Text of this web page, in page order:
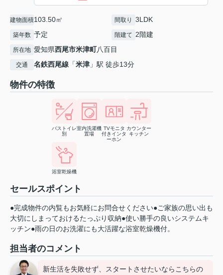
建物面積103.50㎡ 間取り 3LDK
築年数 予定 階建て 2階建
所在地 愛知県西尾市米津町八百目
交通 名鉄西尾線 「米津 」駅 徒歩13分
物件の特徴
バストイレ
別
室内洗濯機
置場
TVモニタ
付きインタ
ーホン
カウンター
キッチン
浴室乾燥機
セールスポイント
●完成物件の内覧もお気軽にお問合せください●ご家族の思い出も
大切にしまっておけるたっぷり収納●使い勝手の良いシステムキ
ッチン●雨の日のお洗濯にも大活躍な浴室乾燥機付。
担当者のコメント
新生活を失敗せず、スタートさせたいならこちらの